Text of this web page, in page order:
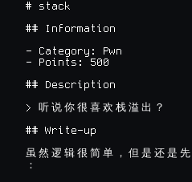
# stack
## Information
- Category: Pwn
- Points: 500
## Description
> 听 说 你 很 喜 欢 栈 溢 出 ？
## Write-up
虽 然 逻 辑 很 简 单 ， 但 是 还 是 先
：